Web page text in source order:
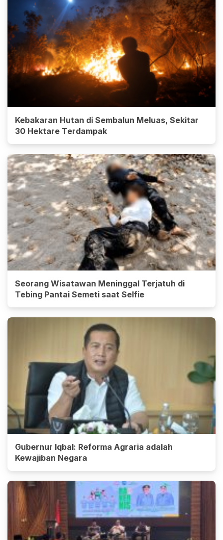
Kebakaran Hutan di Sembalun Meluas, Sekitar
30 Hektare Terdampak
Seorang Wisatawan Meninggal Terjatuh di
Tebing Pantai Semeti saat Selfie
Gubernur Iqbal: Reforma Agraria adalah
Kewajiban Negara